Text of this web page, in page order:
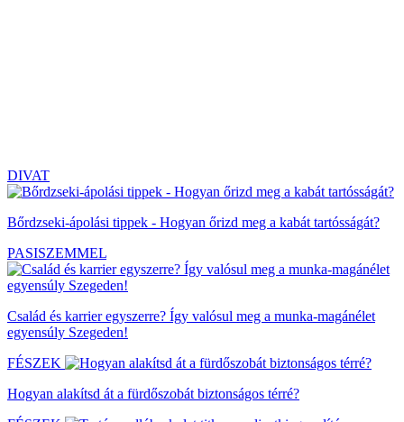
DIVAT
Bőrdzseki-ápolási tippek - Hogyan őrizd meg a kabát tartósságát?
PASISZEMMEL
Család és karrier egyszerre? Így valósul meg a munka-magánélet
egyensúly Szegeden!
FÉSZEK
Hogyan alakítsd át a fürdőszobát biztonságos térré?